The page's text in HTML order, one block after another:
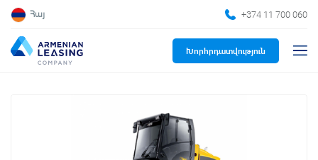
Հայ +374 11 700 060
Խորհրդատվություն